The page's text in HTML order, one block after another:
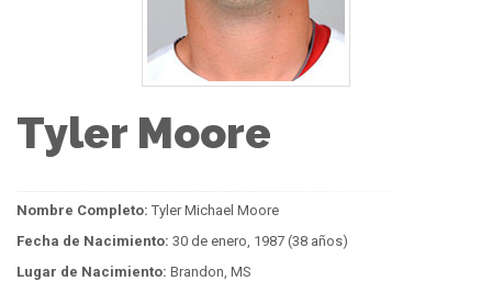
Tyler Moore
Nombre Completo: Tyler Michael Moore
Fecha de Nacimiento: 30 de enero, 1987 (38 años)
Lugar de Nacimiento: Brandon, MS